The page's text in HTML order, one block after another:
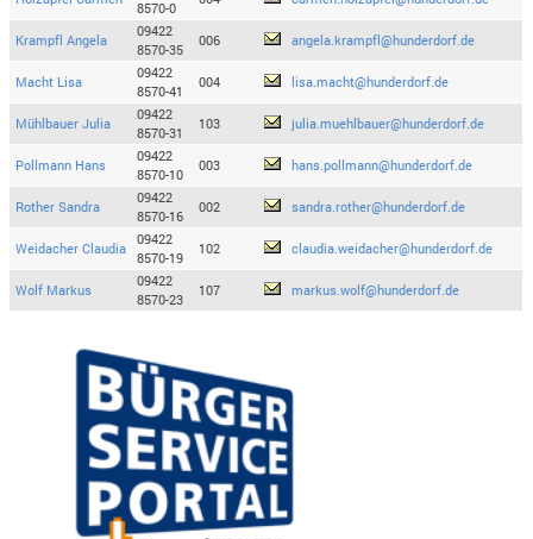
8570-0
Krampfl Angela
09422
8570-35
006 angela.krampfl@hunderdorf.de
Macht Lisa
09422
8570-41
004 lisa.macht@hunderdorf.de
Mühlbauer Julia
09422
8570-31
103 julia.muehlbauer@hunderdorf.de
Pollmann Hans
09422
8570-10
003 hans.pollmann@hunderdorf.de
Rother Sandra
09422
8570-16
002 sandra.rother@hunderdorf.de
Weidacher Claudia
09422
8570-19
102 claudia.weidacher@hunderdorf.de
Wolf Markus
09422
8570-23
107 markus.wolf@hunderdorf.de